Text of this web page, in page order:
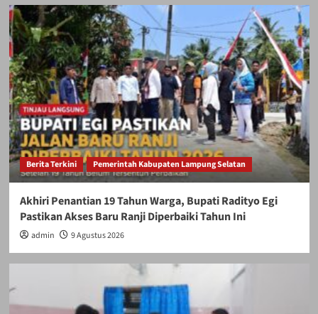
Berita Terkini Pemerintah Kabupaten Lampung Selatan
Akhiri Penantian 19 Tahun Warga, Bupati Radityo Egi
Pastikan Akses Baru Ranji Diperbaiki Tahun Ini
admin 9 Agustus 2026